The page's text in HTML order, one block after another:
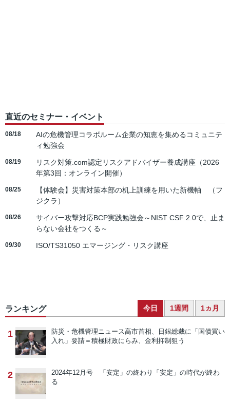
直近のセミナー・イベント
08/18
AIの危機管理コラボルーム企業の知恵を集めるコミュニテ
ィ勉強会
08/19
リスク対策.com認定リスクアドバイザー養成講座（2026
年第3回：オンライン開催）
08/25
【体験会】災害対策本部の机上訓練を用いた新機軸 （フ
ジクラ）
08/26
サイバー攻撃対応BCP実践勉強会～NIST CSF 2.0で、止ま
らない会社をつくる～
09/30 ISO/TS31050 エマージング・リスク講座
ランキング 今日 1週間 1ヵ月
1 防災・危機管理ニュース高市首相、日銀総裁に「国債買い
入れ」要請＝積極財政にらみ、金利抑制狙う
2 2024年12月号 「安定」の終わり
「安定」の時代が終わ
る